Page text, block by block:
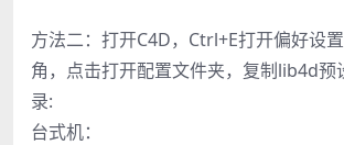
方法二：打开C4D，Ctrl+E打开偏好设
角，点击打开配置文件夹，复制lib4d预
录:
台式机：